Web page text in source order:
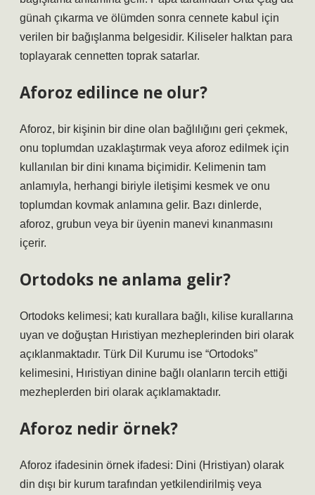
günah çıkarma ve ölümden sonra cennete kabul için
verilen bir bağışlanma belgesidir. Kiliseler halktan para
toplayarak cennetten toprak satarlar.
Aforoz edilince ne olur?
Aforoz, bir kişinin bir dine olan bağlılığını geri çekmek,
onu toplumdan uzaklaştırmak veya aforoz edilmek için
kullanılan bir dini kınama biçimidir. Kelimenin tam
anlamıyla, herhangi biriyle iletişimi kesmek ve onu
toplumdan kovmak anlamına gelir. Bazı dinlerde,
aforoz, grubun veya bir üyenin manevi kınanmasını
içerir.
Ortodoks ne anlama gelir?
Ortodoks kelimesi; katı kurallara bağlı, kilise kurallarına
uyan ve doğuştan Hıristiyan mezheplerinden biri olarak
açıklanmaktadır. Türk Dil Kurumu ise “Ortodoks”
kelimesini, Hıristiyan dinine bağlı olanların tercih ettiği
mezheplerden biri olarak açıklamaktadır.
Aforoz nedir örnek?
Aforoz ifadesinin örnek ifadesi: Dini (Hristiyan) olarak
din dışı bir kurum tarafından yetkilendirilmiş veya